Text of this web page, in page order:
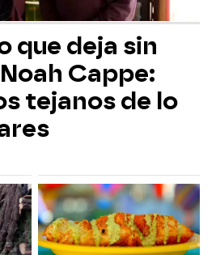
que deja sin
Cappe:
tejanos de lo